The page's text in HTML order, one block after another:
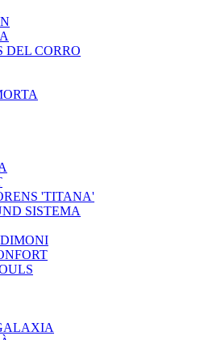
DEL CORRO
'TITANA'
SISTEMA